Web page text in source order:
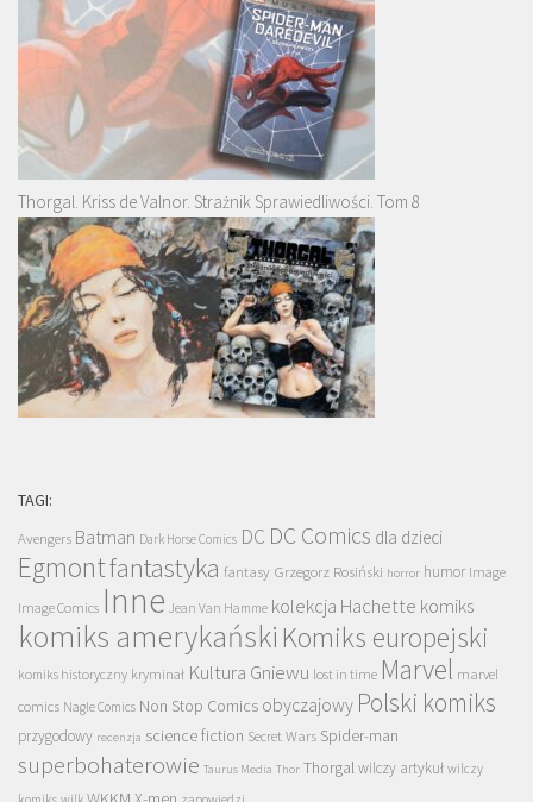
Thorgal. Kriss de Valnor. Strażnik Sprawiedliwości. Tom 8
TAGI:
Avengers Batman Dark Horse Comics DC DC Comics dla dzieci
Egmontfantastyka fantasy Grzegorz Rosiński horror humor Image
Image Comics Inne Jean Van Hamme kolekcja Hachette komiks
komiks amerykański Komiks europejski
komiks historyczny kryminał Kultura Gniewu lost in time Marvel marvel
comics Nagle Comics Non Stop Comics obyczajowy Polski komiks
przygodowy recenzja science fiction Secret Wars Spider-man
superbohaterowie Taurus Media Thor Thorgalwilczy artykuł wilczy